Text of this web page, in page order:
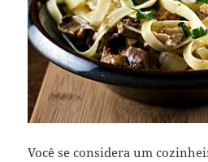
Você se considera um